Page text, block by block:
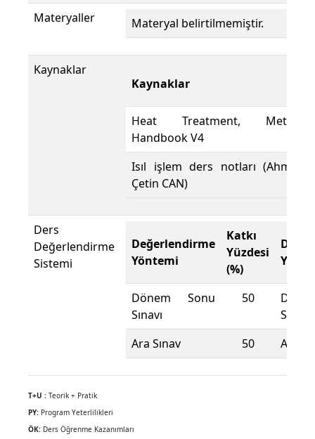
Materyaller Materyal belirtilmemiştir.
Kaynaklar
Kaynaklar
Heat Treatment, Metals
Handbook V4
Isıl işlem ders notları (Ahmet
Çetin CAN)
Ders
Değerlendirme
Sistemi
Değerlendirme
Yöntemi
Katkı
Yüzdesi
(%)
Dönem Sonu
Sınavı
50
Sınavı
Ara Sınav
50 Ara
T+U : Teorik + Pratik
PY: Program Yeterlilikleri
ÖK: Ders Öğrenme Kazanımları